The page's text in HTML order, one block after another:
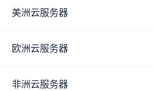
美洲云服务器
欧洲云服务器
非洲云服务器